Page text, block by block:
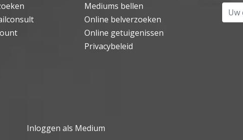
Mediums bellen
Online belverzoeken
Online getuigenissen
Privacybeleid
Uw
Inloggen als Medium